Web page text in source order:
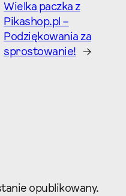
Wielka paczka z
Pikashop.pl –
Podziękowania za
sprostowanie!
→
opublikowany.